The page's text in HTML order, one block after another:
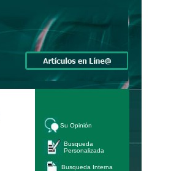
Su Opinión
Busqueda
Personalizada
Busqueda Interna